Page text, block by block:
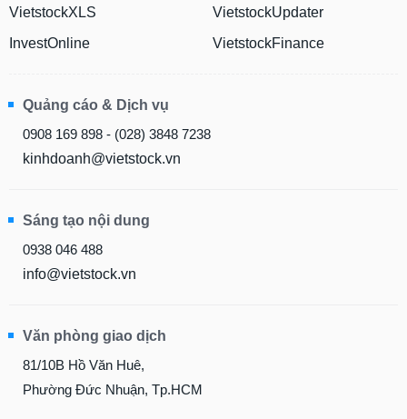
VietstockXLS
InvestOnline
VietstockUpdater
VietstockFinance
Quảng cáo & Dịch vụ
0908 169 898 - (028) 3848 7238
kinhdoanh@vietstock.vn
Sáng tạo nội dung
0938 046 488
info@vietstock.vn
Văn phòng giao dịch
81/10B Hồ Văn Huê,
Phường Đức Nhuận, Tp.HCM